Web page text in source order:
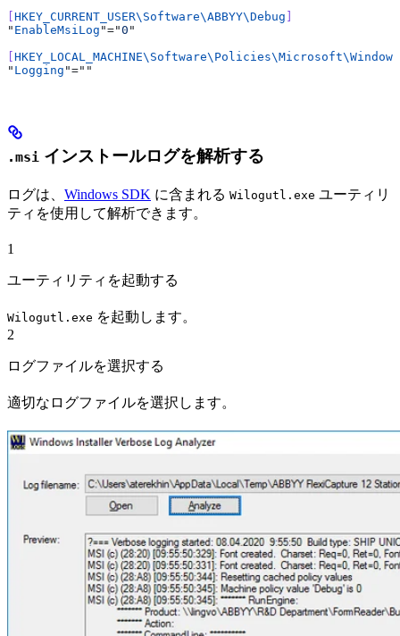
[HKEY_CURRENT_USER\Software\ABBYY\Debug ]
" EnableMsiLog "="0 "
[
" Logging "=""
.msi インストールログを解析する
ログは、 Windows SDK に含まれる Wilogutl.exe ユーティリ
ティを使用して解析できます。
1
ユーティリティを起動する
Wilogutl.exe を起動します。
2
ログファイルを選択する
適切なログファイルを選択します。